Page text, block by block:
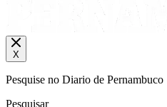
X
Pesquise no Diario de Pernambuco
Pesquisar